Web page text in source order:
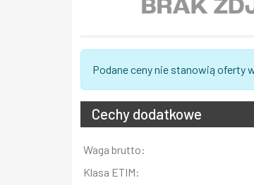
Podane ceny nie stanowią oferty
Cechy dodatkowe
Informacja
Wartość
Waga brutto:
Klasa ETIM: